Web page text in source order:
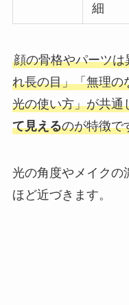
細
顔の骨格やパーツ
れ長の目」「無理の
光の使い方」が共通
て見えるのが特徴で
光の角度やメイクの
ほど近づきます。